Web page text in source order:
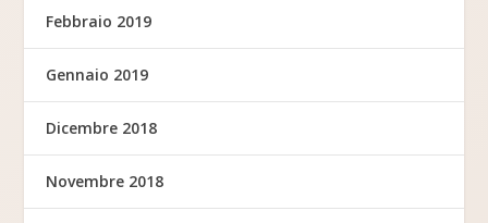
Febbraio 2019
Gennaio 2019
Dicembre 2018
Novembre 2018